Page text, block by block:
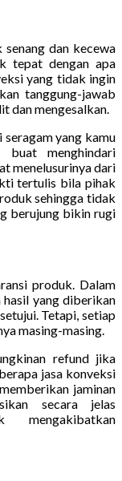
dan kecewa
tepat dengan apa
yang tidak ingin
tanggung-jawab
dan mengesalkan.
yang kamu
buat menghindari
menelusurinya dari
tertulis bila pihak
sehingga tidak
berujung bikin rugi
produk. Dalam
yang diberikan
Tetapi, setiap
masing-masing.
refund jika
jasa konveksi
jaminan
secara jelas